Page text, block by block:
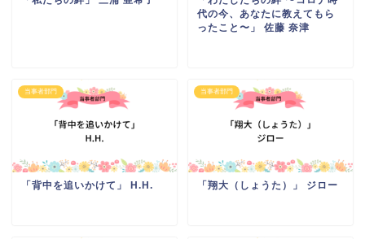
代の今、あなたに教えてもら
ったこと〜」 佐藤 奈津
当事者部門
「背中を追いかけて」 H.H.
当事者部門
「翔大（しょうた）」 ジロー